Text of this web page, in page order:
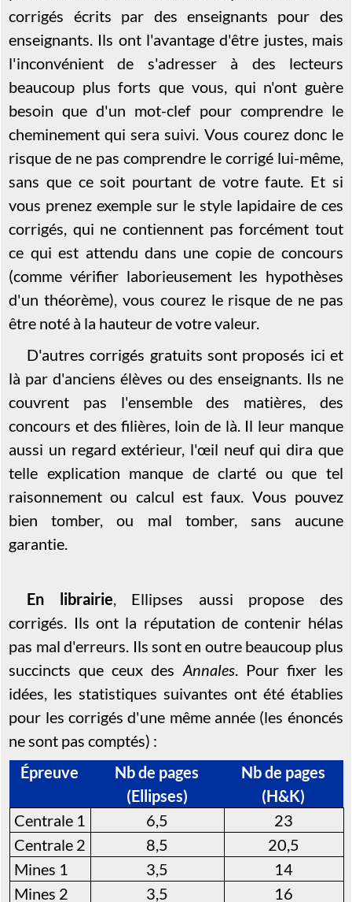
corrigés écrits par des enseignants pour des
enseignants. Ils ont l'avantage d'être justes, mais
l'inconvénient de s'adresser à des lecteurs
beaucoup plus forts que vous, qui n'ont guère
besoin que d'un mot-clef pour comprendre le
cheminement qui sera suivi. Vous courez donc le
risque de ne pas comprendre le corrigé lui-même,
sans que ce soit pourtant de votre faute. Et si
vous prenez exemple sur le style lapidaire de ces
corrigés, qui ne contiennent pas forcément tout
ce qui est attendu dans une copie de concours
(comme vérifier laborieusement les hypothèses
d'un théorème), vous courez le risque de ne pas
être noté à la hauteur de votre valeur.
D'autres corrigés gratuits sont proposés ici et
là par d'anciens élèves ou des enseignants. Ils ne
couvrent pas l'ensemble des matières, des
concours et des filières, loin de là. Il leur manque
aussi un regard extérieur, l'œil neuf qui dira que
telle explication manque de clarté ou que tel
raisonnement ou calcul est faux. Vous pouvez
bien tomber, ou mal tomber, sans aucune
garantie.
En librairie, Ellipses aussi propose des
corrigés. Ils ont la réputation de contenir hélas
pas mal d'erreurs. Ils sont en outre beaucoup plus
succincts que ceux des Annales. Pour fixer les
idées, les statistiques suivantes ont été établies
pour les corrigés d'une même année (les énoncés
ne sont pas comptés) :
Épreuve
Nb de pages
(Ellipses)
Nb de pages
(H&K)
Centrale 1
6,5
23
Centrale 2
8,5
20,5
Mines 1
3,5
14
Mines 2
3,5 16